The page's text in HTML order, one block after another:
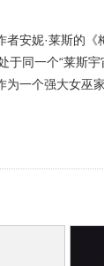
者安妮·莱斯的《
同一个“莱斯宇
为一个强大女巫